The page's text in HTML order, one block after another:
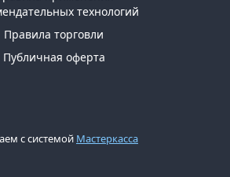
технологий
Правила торговли
Публичная оферта
с системой Мастеркасса